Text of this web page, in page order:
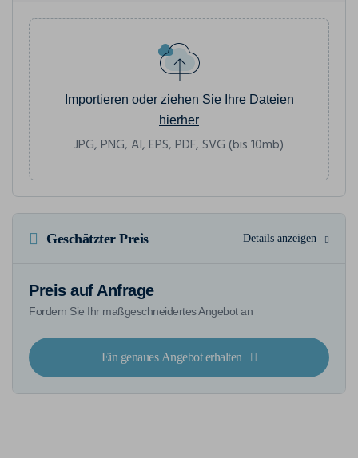
Importieren oder ziehen Sie Ihre Dateien
hierher
JPG, PNG, AI, EPS, PDF, SVG (bis 10mb)
Geschätzter Preis Details anzeigen
Preis auf Anfrage
Fordern Sie Ihr maßgeschneidertes Angebot an
Ein genaues Angebot erhalten